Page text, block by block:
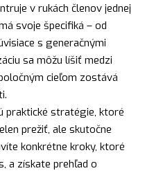
v rukách členov jednej
svoje špecifiká – od
s generačnými
sa môžu líšiť medzi
cieľom zostává
praktické stratégie, ktoré
prežiť, ale skutočne
konkrétne kroky, ktoré
a získate prehľad o